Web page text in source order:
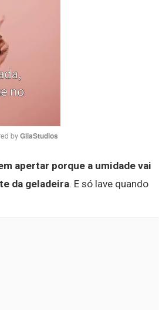
Mute
by GliaStudios
apertar porque a umidade vai
da geladeira. E só lave quando